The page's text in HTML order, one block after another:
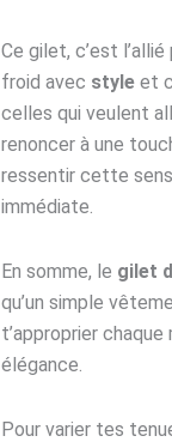
Ce gilet, c’est
froid avec style et
celles qui veulent
renoncer à une
ressentir cette
immédiate.
En somme, le gilet
qu’un simple
t’approprier
élégance.
Pour varier tes